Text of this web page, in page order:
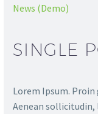
News (Demo)
SINGLE
Lorem Ipsum.
Aenean